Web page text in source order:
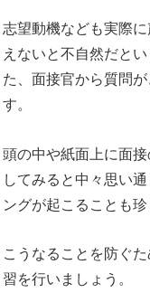
志望動機なども実際
えないと不自然だと
た、面接官から質問
す。
頭の中や紙面上に面
してみると中々思い
ングが起こることも珍
こうなることを防ぐ
習を行いましょう。